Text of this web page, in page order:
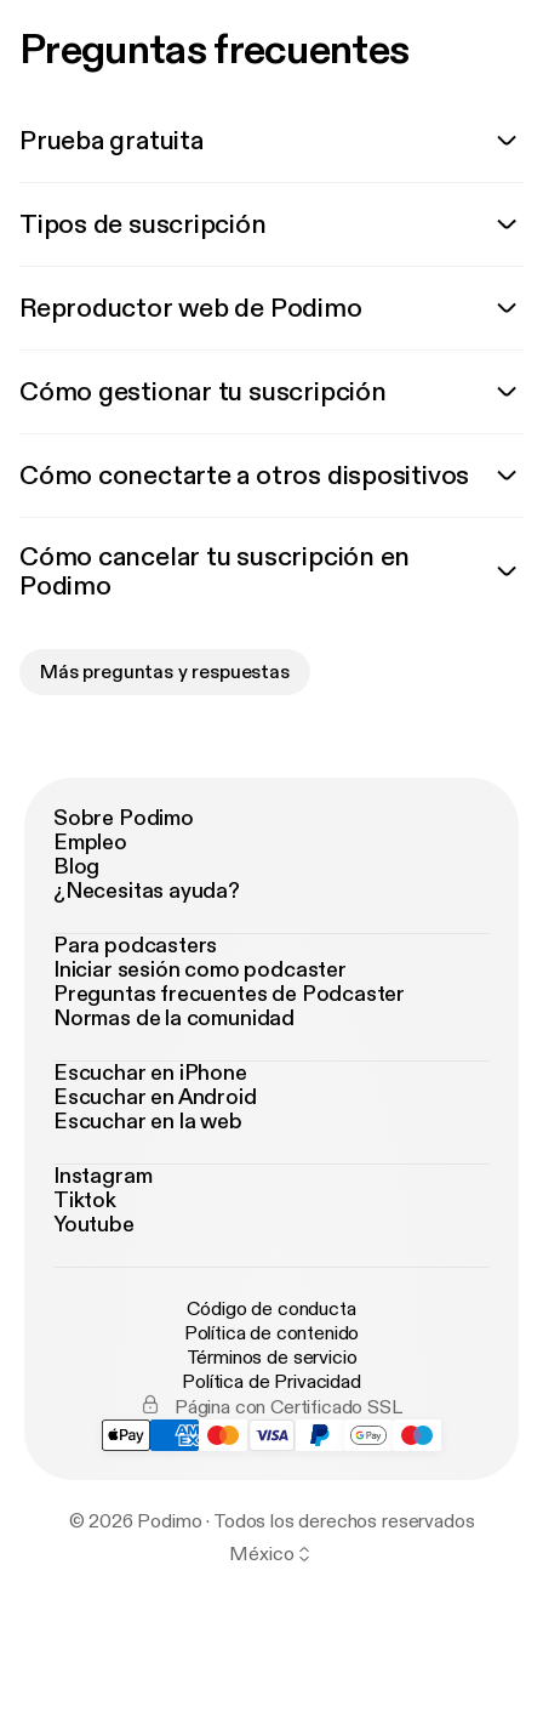
Preguntas frecuentes
Prueba gratuita
Tipos de suscripción
Reproductor web de Podimo
Cómo gestionar tu suscripción
Cómo conectarte a otros dispositivos
Cómo cancelar tu suscripción en
Podimo
Más preguntas y respuestas
Sobre Podimo
Empleo
Blog
¿Necesitas ayuda?
Para podcasters
Iniciar sesión como podcaster
Preguntas frecuentes de Podcaster
Normas de la comunidad
Escuchar en iPhone
Escuchar en Android
Escuchar en la web
Instagram
Tiktok
Youtube
Código de conducta
Política de contenido
Términos de servicio
Política de Privacidad
Página con Certificado SSL
© 2026 Podimo · Todos los derechos reservados
México